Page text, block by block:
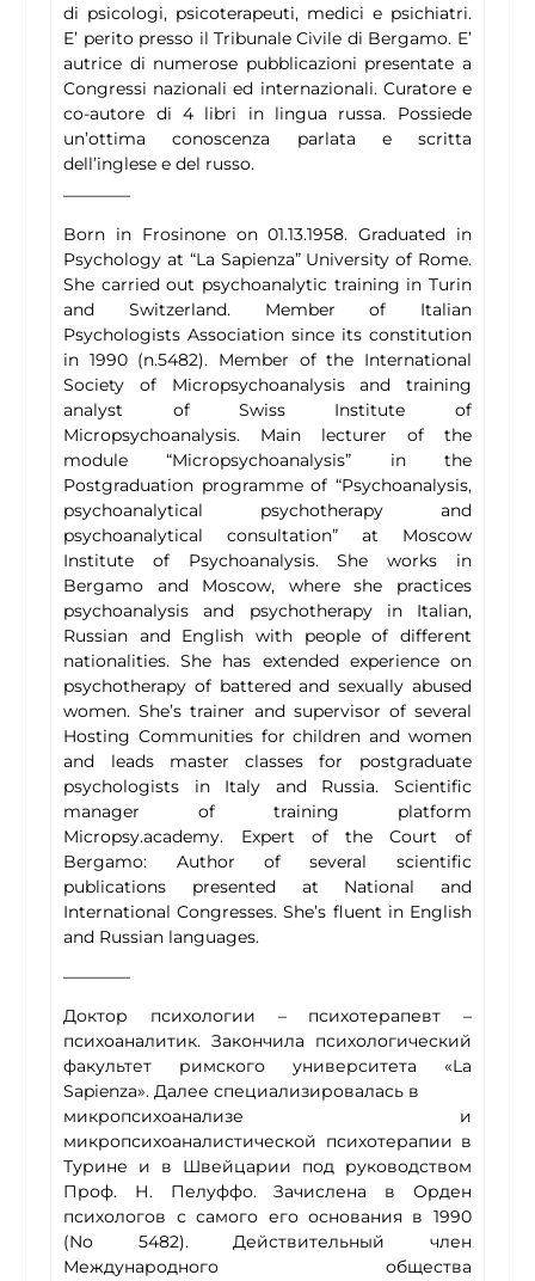
di psicologi, psicoterapeuti, medici e psichiatri.
E’ perito presso il Tribunale Civile di Bergamo. E’
autrice di numerose pubblicazioni presentate a
Congressi nazionali ed internazionali. Curatore e
co-autore di 4 libri in lingua russa. Possiede
un’ottima conoscenza parlata e scritta
dell’inglese e del russo.
————
Born in Frosinone on 01.13.1958. Graduated in
Psychology at “La Sapienza” University of Rome.
She carried out psychoanalytic training in Turin
and Switzerland. Member of Italian
Psychologists Association since its constitution
in 1990 (n.5482). Member of the International
Society of Micropsychoanalysis and training
analyst of Swiss Institute of
Micropsychoanalysis. Main lecturer of the
module “Micropsychoanalysis” in the
Postgraduation programme of “Psychoanalysis,
psychoanalytical psychotherapy and
psychoanalytical consultation” at Moscow
Institute of Psychoanalysis. She works in
Bergamo and Moscow, where she practices
psychoanalysis and psychotherapy in Italian,
Russian and English with people of different
nationalities. She has extended experience on
psychotherapy of battered and sexually abused
women. She’s trainer and supervisor of several
Hosting Communities for children and women
and leads master classes for postgraduate
psychologists in Italy and Russia. Scientific
manager of training platform
Micropsy.academy. Expert of the Court of
Bergamo: Author of several scientific
publications presented at National and
International Congresses. She’s fluent in English
and Russian languages.
————
Доктор психологии – психотерапевт –
психоаналитик. Закончила психологический
факультет римского университета «La
Sapienza». Далее специализировалась в
микропсихоанализе и
микропсихоаналистической психотерапии в
Турине и в Швейцарии под руководством
Проф. Н. Пелуффо. Зачислена в Орден
психологов с самого его основания в 1990
(No 5482). Действительный член
Международного общества